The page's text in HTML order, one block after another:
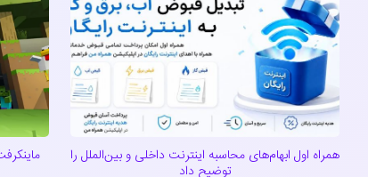
همراه اول ابهام‌های محاسبه اینترنت داخلی و بین‌الملل را
توضیح داد